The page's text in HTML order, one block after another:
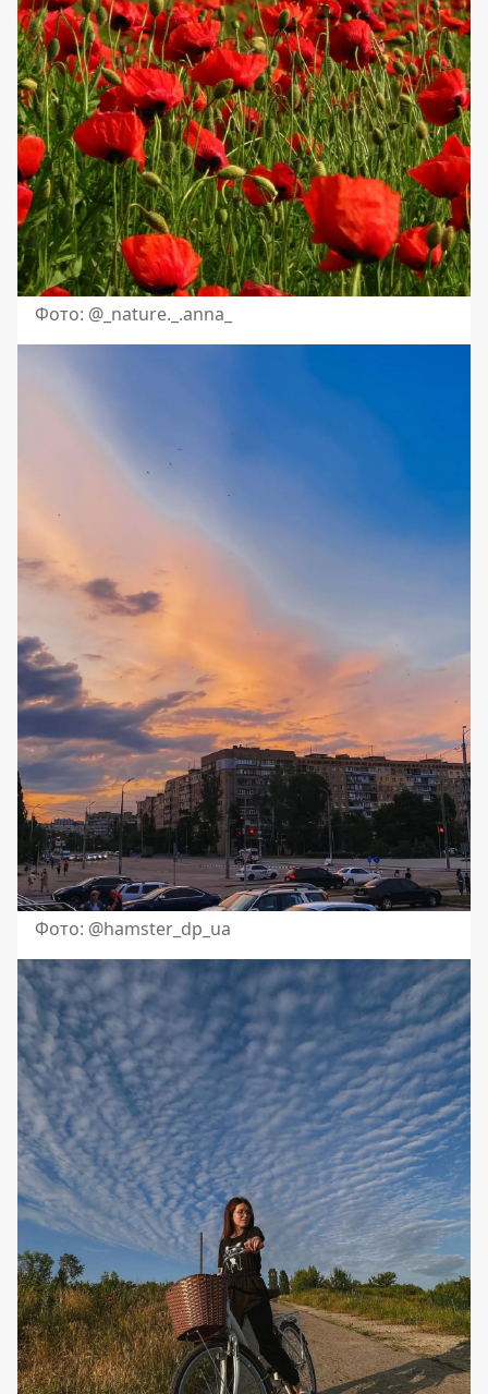
Фото: @_nature._.anna_
Фото: @hamster_dp_ua